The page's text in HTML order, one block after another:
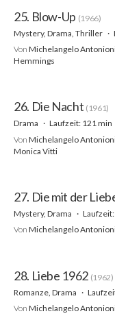
25. Blow-Up (1966)
Mystery, Drama, Thriller
Von Michelangelo
Hemmings
26. Die Nacht (1961)
Drama
Laufzeit: 121 min
Von Michelangelo
Monica Vitti
27. Die mit der
Mystery, Drama
Von Michelangelo
28. Liebe 1962 (1962)
Romanze, Drama
Von Michelangelo